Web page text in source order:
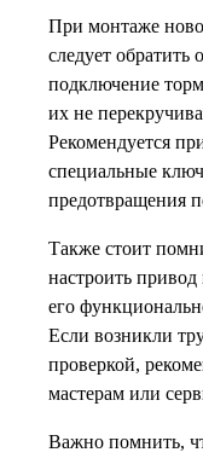
При монтаже
следует обратить
подключение
их не
Рекомендуется
специальные
предотвращения
Также стоит
настроить
его
Если возникли
проверкой,
мастерам или
Важно помнить,